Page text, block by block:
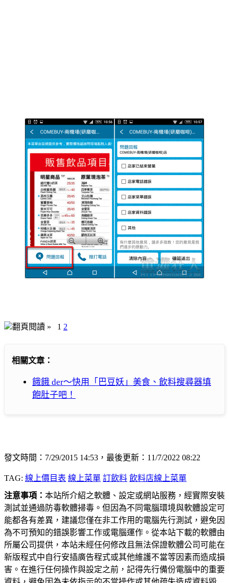
翻頁閱讀 » 1 2
相關文章：
餓餓 der～快用「巴豆妖」美食、飲料搜尋器填
飽肚子吧！
發文時間：7/29/2015 14:53，最後更新：11/7/2022 08:22
TAG: 線上價目表 線上菜單 訂飲料 飲料店線上菜單
注意事項： 本站所介紹之軟體、設定或網站服務，經實際安裝
測試並通過防毒軟體掃毒。但因為不同電腦環境與軟體設定可
能都各有差異，建議您僅在非工作用的電腦先行測試，避免因
為不可預知的錯誤影響工作或電腦運作。從本站下載的軟體由
所屬公司提供，本站未經任何修改且無法保證軟體公司可能在
新版程式中自行安插廣告程式或其他維護不當等因素而造成損
害。在進行任何操作與設定之前，記得先行備份電腦中的重要